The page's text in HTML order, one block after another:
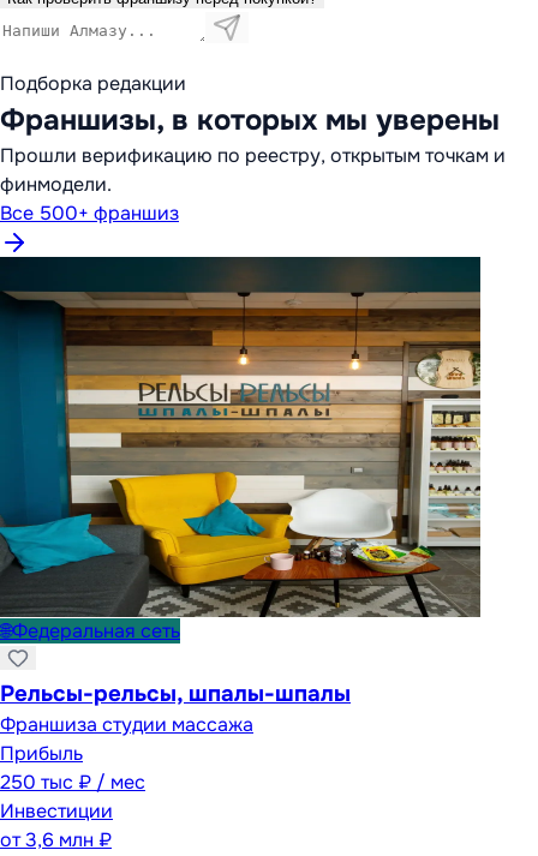
Подборка редакции
Франшизы, в которых мы уверены
Прошли верификацию по реестру, открытым точкам и
финмодели.
Все 500+ франшиз
🌐Федеральная сеть
Рельсы-рельсы, шпалы-шпалы
Франшиза студии массажа
Прибыль
250 тыс ₽ / мес
Инвестиции
от3,6 млн ₽